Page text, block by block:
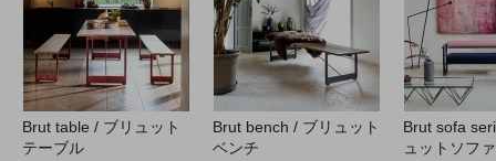
Brut table / ブリュット
テーブル
Brut bench / ブリュット
ベンチ
Brut sofa
ュットソフ